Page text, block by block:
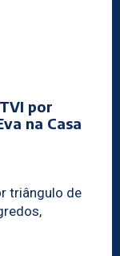
por
na Casa
triângulo de